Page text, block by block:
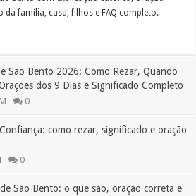
da família, casa, filhos e FAQ completo.
São Bento 2026: Como Rezar, Quando
dos 9 Dias e Significado Completo
0
como rezar, significado e oração
0
São Bento: o que são, oração correta e